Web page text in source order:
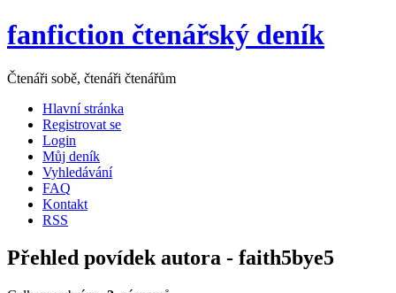
fanfiction čtenářský deník
Čtenáři sobě, čtenáři čtenářům
Hlavní stránka
Registrovat se
Login
Můj deník
Vyhledávání
FAQ
Kontakt
RSS
Přehled povídek autora - faith5bye5